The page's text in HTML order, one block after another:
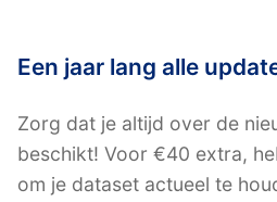
Een jaar lang alle
Zorg dat je altijd over de
beschikt! Voor €40 extra,
om je dataset actueel te